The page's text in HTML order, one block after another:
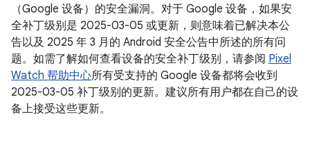
（Google 设备）的安全漏洞。对于 Google 设备，如果安
全补丁级别是 2025-03-05 或更新，则意味着已解决本公
告以及 2025 年 3 月的 Android 安全公告中所述的所有问
题。如需了解如何查看设备的安全补丁级别，请参阅 Pixel
Watch 帮助中心所有受支持的 Google 设备都将会收到
2025-03-05 补丁级别的更新。建议所有用户都在自己的设
备上接受这些更新。